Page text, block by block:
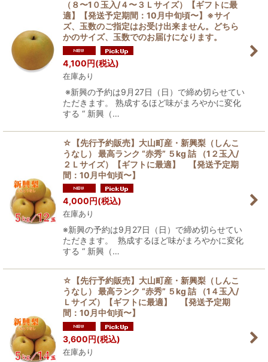
（８〜1０玉入/４〜３Ｌサイズ）【ギフトに最
適】【発送予定期間：10月中旬頃〜】※サイ
ズ、玉数のご指定はお受け出来ません。どちら
かのサイズ、玉数でのお届けになります。
4,100円(税込)
在庫あり
※新興の予約は9月27日（日）で締め切らせてい
ただきます。 熟成するほど味がまろやかに変化
する “ 新興（…
☆【先行予約販売】大山町産・新興梨（しんこ
うなし） 最高ランク “赤秀” ５kg 詰 （1２玉入/
２Ｌサイズ）【ギフトに最適】 【発送予定期
間：10月中旬頃〜】
4,000円(税込)
在庫あり
※新興の予約は9月27日（日）で締め切らせてい
ただきます。 熟成するほど味がまろやかに変化
する “ 新興（…
☆【先行予約販売】大山町産・新興梨（しんこ
うなし） 最高ランク “赤秀” ５kg 詰 （1４玉入/
Ｌサイズ）【ギフトに最適】 【発送予定期
間：10月中旬頃〜】
3,600円(税込)
在庫あり